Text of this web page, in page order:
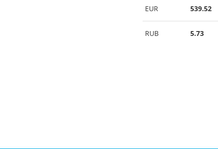
EUR 539.52
RUB 5.73